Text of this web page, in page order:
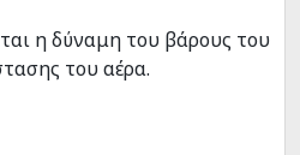
η δύναμη του βάρους του
του αέρα.